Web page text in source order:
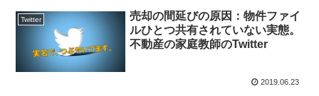
Twitter
売却の間延びの原因：物件ファイ
ルひとつ共有されていない実態。
不動産の家庭教師のTwitter
2019.06.23